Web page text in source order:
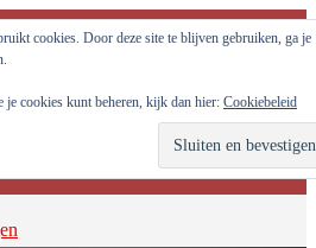
- Alle potentiële krachten in jezelf
cookies. Door deze site te blijven gebruiken, ga je
je cookies kunt beheren, kijk dan hier: Cookiebeleid